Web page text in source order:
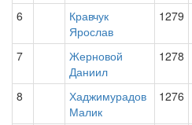
6
Кравчук
Ярослав
1279
7
Жерновой
Даниил
1278
8
Хаджимурадов
Малик
1276